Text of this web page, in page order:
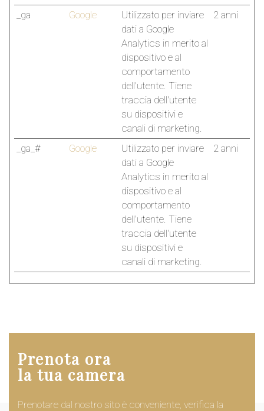
_ga
Google
Utilizzato per inviare
dati a Google
Analytics in merito al
dispositivo e al
comportamento
dell'utente. Tiene
traccia dell'utente
su dispositivi e
canali di marketing.
2 anni
_ga_# Google
Utilizzato per inviare
dati a Google
Analytics in merito al
dispositivo e al
comportamento
dell'utente. Tiene
traccia dell'utente
su dispositivi e
canali di marketing.
2 anni
Prenota ora
la tua camera
Prenotare dal nostro sito è conveniente, verifica la